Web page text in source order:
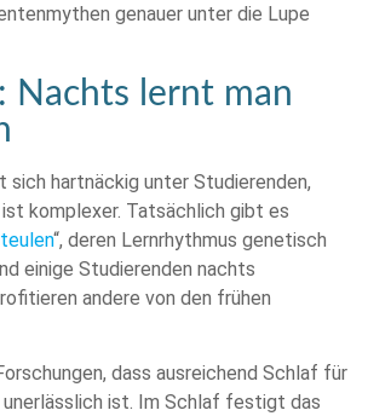
genauer unter die Lupe
Nachts lernt man
sich hartnäckig unter Studierenden,
komplexer. Tatsächlich gibt es
“, deren Lernrhythmus genetisch
einige Studierenden nachts
andere von den frühen
dass ausreichend Schlaf für
ist. Im Schlaf festigt das